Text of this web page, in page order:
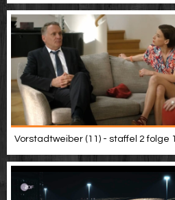
Vorstadtweiber (11) - staffel 2 folge 1